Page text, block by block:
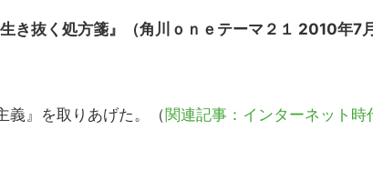
き抜く処方箋』（角川ｏｎｅテーマ２１ 2010年7月
』を取りあげた。（関連記事：インターネット時